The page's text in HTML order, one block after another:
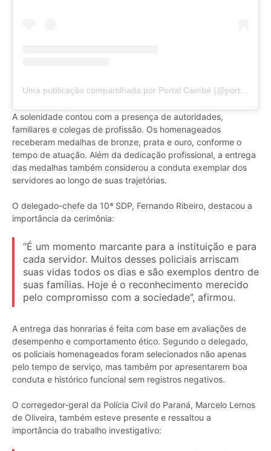
A solenidade contou com a presença de autoridades,
familiares e colegas de profissão. Os homenageados
receberam medalhas de bronze, prata e ouro, conforme o
tempo de atuação. Além da dedicação profissional, a entrega
das medalhas também considerou a conduta exemplar dos
servidores ao longo de suas trajetórias.
O delegado-chefe da 10ª SDP, Fernando Ribeiro, destacou a
importância da cerimônia:
“É um momento marcante para a instituição e para
cada servidor. Muitos desses policiais arriscam
suas vidas todos os dias e são exemplos dentro de
suas famílias. Hoje é o reconhecimento merecido
pelo compromisso com a sociedade”, afirmou.
A entrega das honrarias é feita com base em avaliações de
desempenho e comportamento ético. Segundo o delegado,
os policiais homenageados foram selecionados não apenas
pelo tempo de serviço, mas também por apresentarem boa
conduta e histórico funcional sem registros negativos.
O corregedor-geral da Polícia Civil do Paraná, Marcelo Lemos
de Oliveira, também esteve presente e ressaltou a
importância do trabalho investigativo: